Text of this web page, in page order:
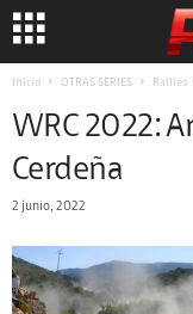
Inicio OTRAS SERIES Rallies
WRC 2022:
Cerdeña
2 junio, 2022